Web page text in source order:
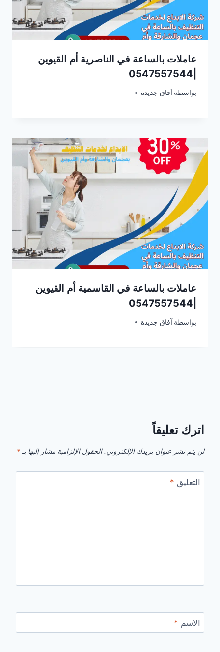
عاملات بالساعة في الناصرية أم القيوين
بواسطة آفاق جديدة فبراير 22, 2026
عاملات بالساعة في القاسمية أم القيوين
بواسطة آفاق جديدة فبراير 23, 2026
اترك تعليقاً
لن يتم نشر عنوان بريدك الإلكتروني. الحقول الإلزامية مشار إليها بـ *
التعليق *
الاسم *